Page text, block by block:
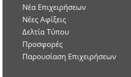
Nέα Επιχειρήσεων
Νέες Αφίξεις
Δελτία Τύπου
Προσφορές
Παρουσίαση Επιχειρήσεων